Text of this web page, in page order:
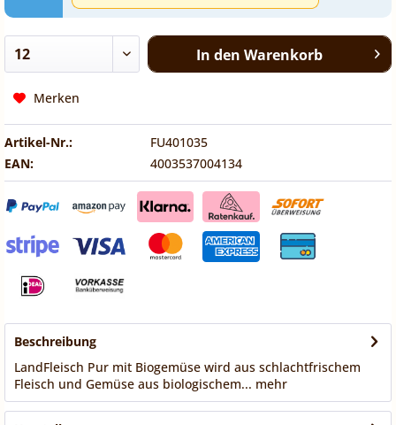
In den Warenkorb
Merken
Artikel-Nr.:
FU401035
EAN:
4003537004134
Beschreibung
LandFleisch Pur mit Biogemüse wird aus schlachtfrischem
Fleisch und Gemüse aus biologischem... mehr